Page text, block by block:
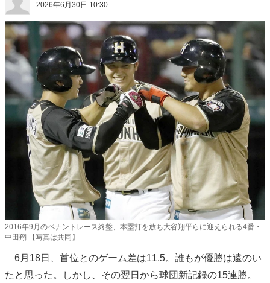
2026年6月30日 10:30
2016年9月のペナントレース終盤、本塁打を放ち大谷翔平らに迎えられる4番・
中田翔 【写真は共同】
6月18日、首位とのゲーム差は11.5。誰もが優勝は遠のい
たと思った。しかし、その翌日から球団新記録の15連勝。